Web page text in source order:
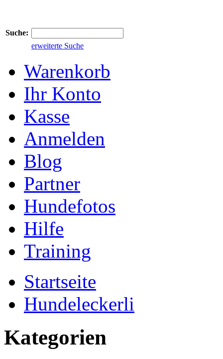
Suche:
erweiterte Suche
Warenkorb
Ihr Konto
Kasse
Anmelden
Blog
Partner
Hundefotos
Hilfe
Training
Startseite
Hundeleckerli
Kategorien